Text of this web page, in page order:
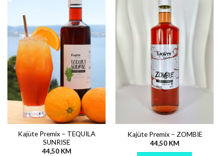
Kajüte Premix – TEQUILA
SUNRISE
44,50 KM
Kajüte Premix – ZOMBIE
44,50 KM